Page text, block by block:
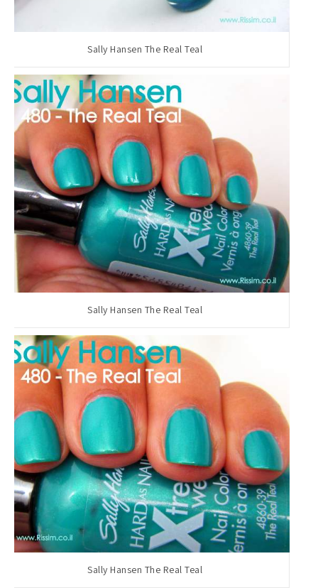
Sally Hansen The Real Teal
Sally Hansen The Real Teal
Sally Hansen The Real Teal